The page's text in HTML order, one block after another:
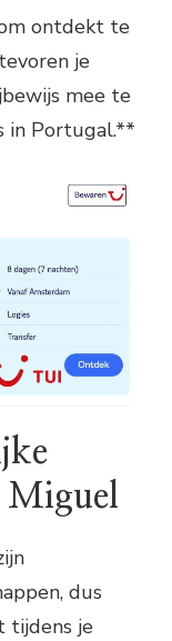
ontdekt te
je
mee te
in Portugal.**
Miguel
dus
tijdens je